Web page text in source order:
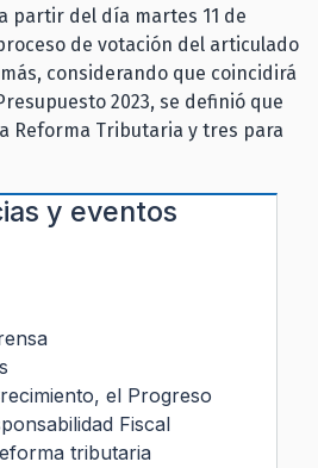
partir del día martes 11 de
de votación del articulado
considerando que coincidirá
2023, se definió que
Reforma Tributaria y tres para
y eventos
el Progreso
Fiscal
tributaria